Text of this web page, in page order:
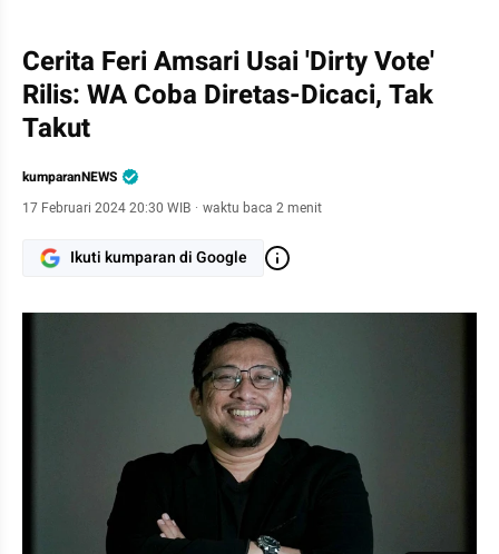
Cerita Feri Amsari Usai 'Dirty Vote'
Rilis: WA Coba Diretas-Dicaci, Tak
Takut
kumparanNEWS
17 Februari 2024 20:30 WIB · waktu baca 2 menit
Ikuti kumparan di Google